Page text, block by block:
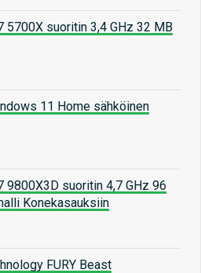
5700X suoritin 3,4 GHz 32 MB
11 Home sähköinen
9800X3D suoritin 4,7 GHz 96
Konekasauksiin
FURY Beast